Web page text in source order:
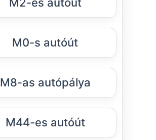
M2-es autóút
M0-s autóút
M8-as autópálya
M44-es autóút